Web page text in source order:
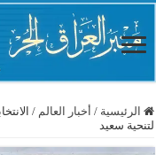
الرئيسية / أخبار العالم /
لتنحية سعيد